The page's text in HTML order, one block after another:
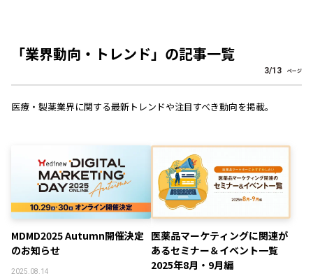
「業界動向・トレンド」の記事一覧
3/13 ページ
医療・製薬業界に関する最新トレンドや注目すべき動向を掲載。
MDMD2025 Autumn開催決定
のお知らせ
2025.08.14
医薬品マーケティングに関連が
あるセミナー＆イベント一覧
2025年8月・9月編